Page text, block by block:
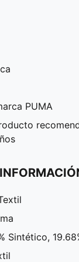
PUMA
Sintético,